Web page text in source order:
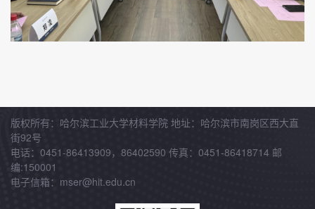
版权所有：哈尔滨工业大学材料学院 地址：哈尔滨市南岗区西大直
街92号
电话：0451-86413909，86402590 传真：0451-86418714 邮
编:150001
电子信箱：mser@hit.edu.cn